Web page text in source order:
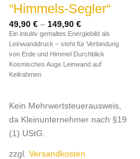
“Himmels-Segler“
49,90 €– 149,90 €
Ein intuitiv gemaltes Energiebild als
Leinwanddruck – steht für Verbindung
von Erde und Himmel Durchblick
Kosmisches Auge Leinwand auf
Keilrahmen
Kein Mehrwertsteuerausweis,
da Kleinunternehmer nach §19
(1) UStG.
zzgl. Versandkosten